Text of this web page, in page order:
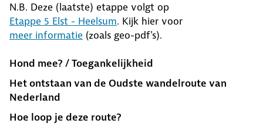
N.B. Deze (laatste) etappe volgt op
Etappe 5 Elst - Heelsum. Kijk hier voor
meer informatie (zoals geo-pdf's).
Hond mee? / Toegankelijkheid
Het ontstaan van de Oudste wandelroute van
Nederland
Hoe loop je deze route?